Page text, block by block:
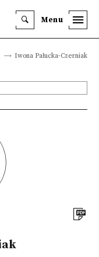
Menu
Iwona Pałucka-Czerniak